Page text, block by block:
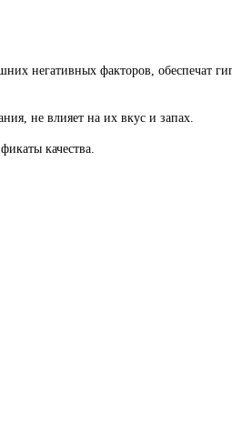
негативных факторов, обеспечат
не влияет на их вкус и запах.
качества.